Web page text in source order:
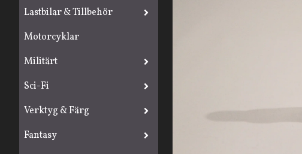
Lastbilar & Tillbehör
Motorcyklar
Militärt
Sci-Fi
Verktyg & Färg
Fantasy